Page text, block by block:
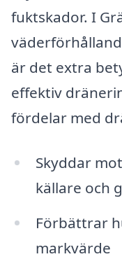
fuktskador. I
är det extra
effektiv
fördelar med
Skyddar
källare och
Förbättrar
markvärde